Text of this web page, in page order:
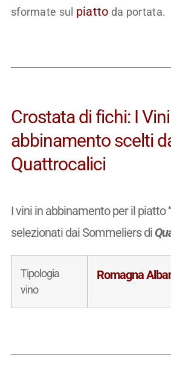
sformate sul piatto da portata.
Crostata di fichi: I
abbinamento scelti
Quattrocalici
I vini in abbinamento per il piatto “
selezionati dai Sommeliers di
Tipologia
vino
Romagna